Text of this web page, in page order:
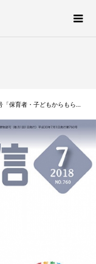
者・子どもからもらったことば」